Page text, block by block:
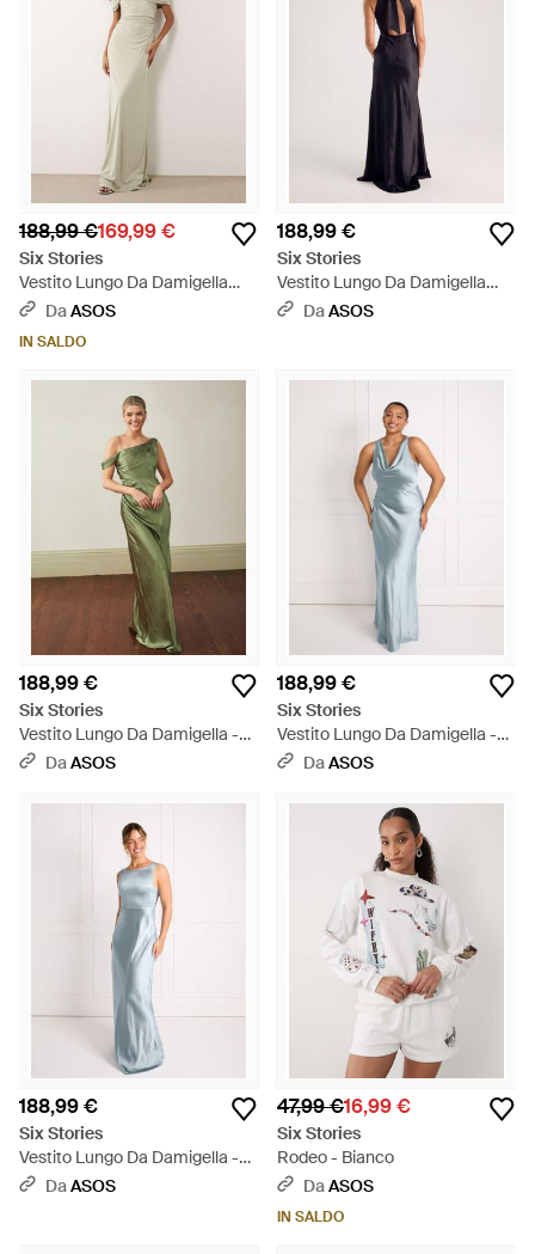
188,99 €169,99 €
Six Stories
Vestito Lungo Da Damigella
Elasticizzato Color Salvia Con
DaASOS
IN SALDO
188,99 €
Six Stories
Vestito Lungo Da Damigella
Allacciato Al Collo - Blu
DaASOS
188,99 €
Six Stories
Vestito Lungo Da Damigella -
Verde
DaASOS
188,99 €
Six Stories
Vestito Lungo Da Damigella -
Blu DaASOS
188,99 €
Six Stories
Vestito Lungo Da Damigella -
Bianco
DaASOS
47,99 €16,99 €
Six Stories
Rodeo - Bianco
DaASOS
IN SALDO